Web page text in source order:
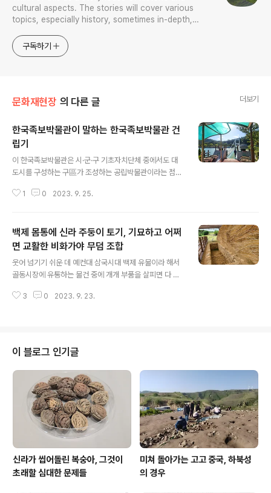
cultural aspects. The stories will cover various
topics, especially history, sometimes in-depth,
approach will be to resist any common sense or
generalized viewpoint
구독하기
문화재현장 의 다른 글 더보기
한국족보박물관이 말하는 한국족보박물관 건
립기
이 한국족보박물관은 시·군·구 기초자치단체 중에서도 대
도시를 구성하는 구區가 조성하는 공립박물관이라는 점에
닌 孝라는 추상명사를 전면에 내세웠고 아울러 그것이 동
를 전면에 포진케 했다는 점에서 특이성이 있다. 덧붙여 구
립 공립박물관은 공통으로 인구 백만 이상의 대도시를 배
후로 둔다는 점에서 같은 기초지자체 공립박물관이라 하지
만 관람객 유치라는 측면에서는 빈약함으로 허덕일 수밖에
없는 시·군 공립박물관과는 달리 이루 말할 수 없는 기초체
력을 튼튼히 갖추었다는 점에서도 주목해야 한다. 이 외에
1 0 2023. 9. 25.
백제 몸통에 신라 주둥이 토기, 기묘하고 어쩌
면 교활한 비화가야 무덤 조합
웃어 넘기기 쉬운 데 예컨대 삼국시대 백제 유물이라 해서
골동시장에 유통하는 물건 중에 개개 부품을 살피면 다 진
나는 경우가 의외로 많다. 예컨대 토기 중에 명백히 주둥이
없으므로 개별 부품은 진짜지만 가짜 판정을 하게 된다 이
번에 일괄로 가야고분군이라는 이름으로 세계유산에 등재
된 일곱 곳 중 창녕 중심 비화가야 유산이라 해서 그에 포함
된 창녕 교동 고분군 풍경이다. 무엇을 덮어씌운 무덤 하나
가 보이는데 그 자세한 모습들을 여러 각도에서 보면 아래
와 같다. 이걸 보면 언뜻 현장 무덤을 ..
3 0 2023. 9. 23.
이 블로그 인기글
신라가 씹어돌린 복숭아, 그것이
초래할 심대한 문제들
미쳐 돌아가는 고고 중국, 하북성
의 경우